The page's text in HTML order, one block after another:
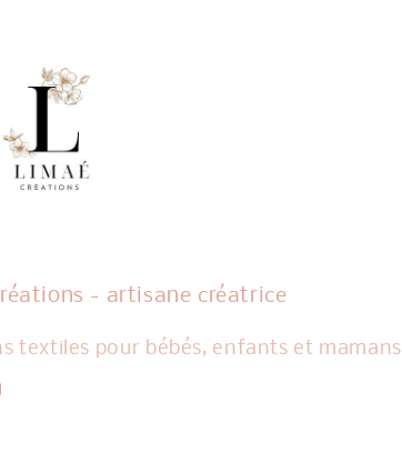
- artisane créatrice
textiles pour bébés, enfants et mamans